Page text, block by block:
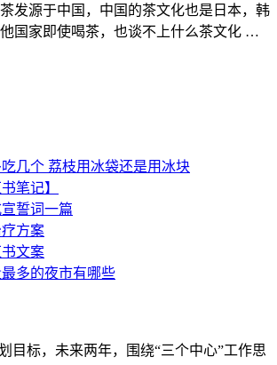
发源于中国，中国的茶文化也是日本，韩
国家即使喝茶，也谈不上什么茶文化 …
几个 荔枝用冰袋还是用冰块
笔记】
誓词一篇
方案
文案
多的夜市有哪些